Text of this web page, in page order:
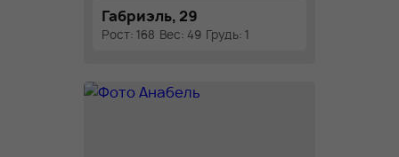
Габриэль, 29
Рост: 168 Вес: 49 Грудь: 1